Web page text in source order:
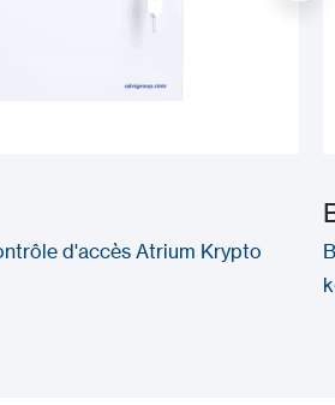
d'accès Atrium Krypto